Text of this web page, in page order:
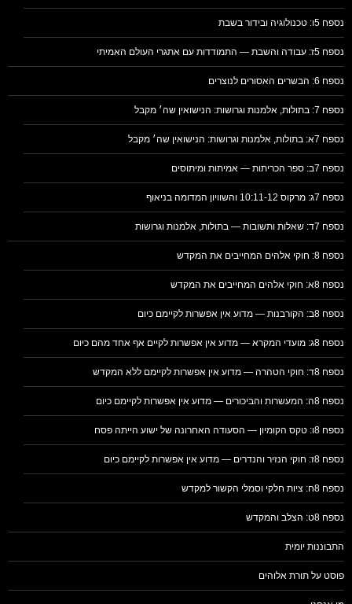
נספח 5ו: טכנולוגיה ובידור בשבת
נספח 5ז: עבודה והשבת — התמודדות עם אתגרי העולם האמיתי
נספח 6: הבשרים האסורים לנוצרים
נספח 7: בתולות, אלמנות וגרושות: הנישואין שה׳ מקבל
נספח 7א: בתולות, אלמנות וגרושות: הנישואין שה׳ מקבל
נספח 7ב: ספר הכריתות — אמיתות ומיתוסים
נספח 7ג: מרקוס 10:11-12 והשוויון המדומה בניאוף
נספח 7ד: שאלות ותשובות — בתולות, אלמנות וגרושות
נספח 8: חוקי אלהים המחייבים את המקדש
נספח 8א: חוקי אלהים המחייבים את המקדש
נספח 8ב: הקורבנות — מדוע אין אפשרות לקיימם כיום
נספח 8ג: מועדי המקרא — מדוע אין אפשרות לקיים אף אחד מהם כיום
נספח 8ד: חוקי הטהרה — מדוע אין אפשרות לקיימם ללא המקדש
נספח 8ה: המעשרות והביכורים — מדוע אין אפשרות לקיימם כיום
נספח 8ו: טקס הקומיון — הסעודה האחרונה של ישוע הייתה פסח
נספח 8ז: חוקי הנזיר והנדרים — מדוע אין אפשרות לקיימם כיום
נספח 8ח: ציות חלקי וסמלי הקשור למקדש
נספח 8ט: הצלב והמקדש
התבוננות יומית
פוסט על תורת אלוהים